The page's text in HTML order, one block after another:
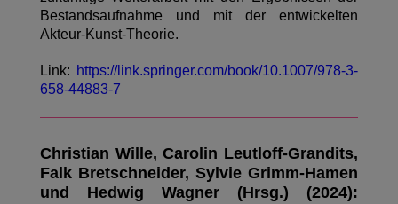
Bestandsaufnahme und mit der entwickelten
Akteur-Kunst-Theorie.
Link: https://link.springer.com/book/10.1007/978-3-
658-44883-7
Christian Wille, Carolin Leutloff-Grandits,
Falk Bretschneider, Sylvie Grimm-Hamen
und Hedwig Wagner (Hrsg.) (2024):